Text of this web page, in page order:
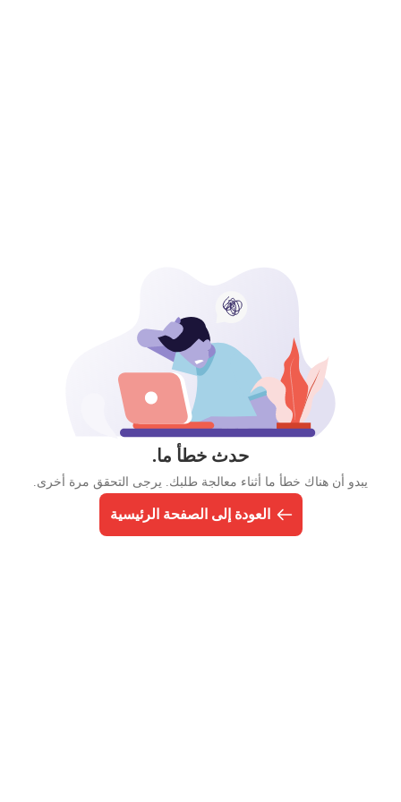
حدث خطأ ما.
يبدو أن هناك خطأ ما أثناء معالجة طلبك. يرجى التحقق مرة أخرى.
العودة إلى الصفحة الرئيسية